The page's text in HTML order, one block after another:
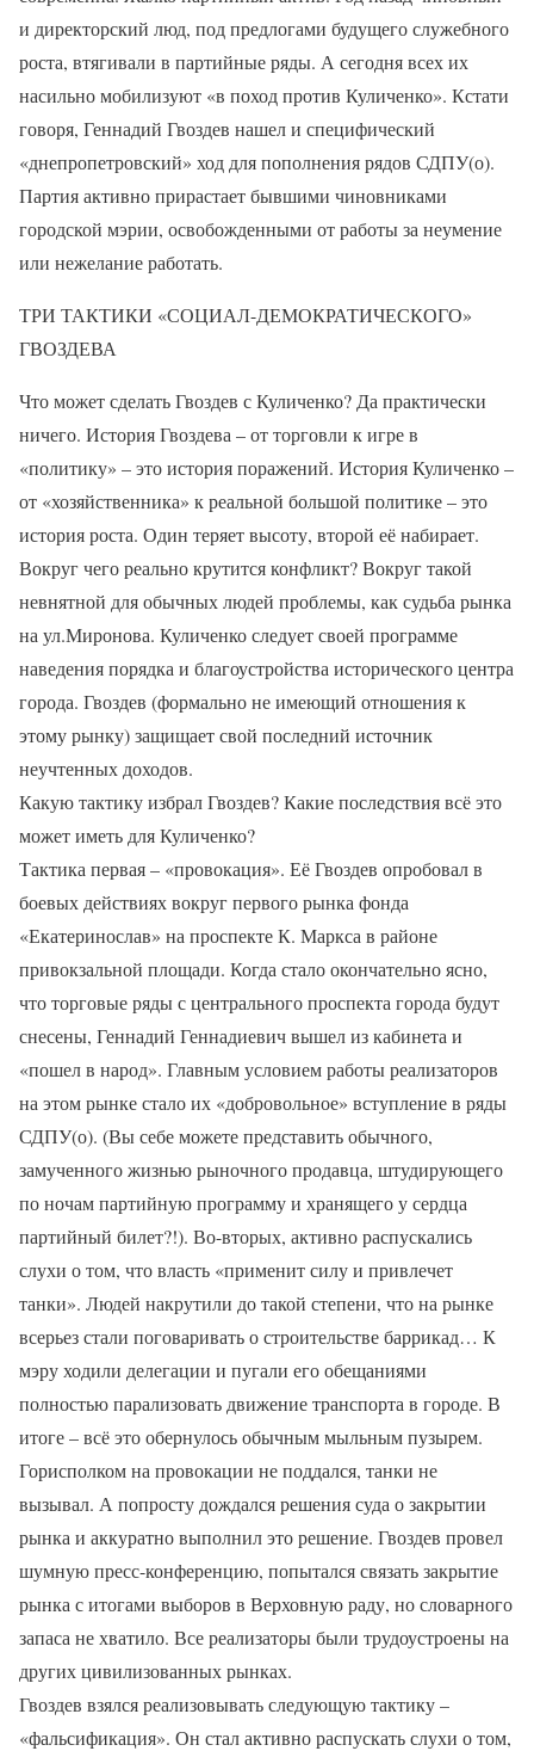
и директорский люд, под предлогами будущего служебного
роста, втягивали в партийные ряды. А сегодня всех их
насильно мобилизуют «в поход против Куличенко». Кстати
говоря, Геннадий Гвоздев нашел и специфический
«днепропетровский» ход для пополнения рядов СДПУ(о).
Партия активно прирастает бывшими чиновниками
городской мэрии, освобожденными от работы за неумение
или нежелание работать.
ТРИ ТАКТИКИ «СОЦИАЛ-ДЕМОКРАТИЧЕСКОГО»
ГВОЗДЕВА
Что может сделать Гвоздев с Куличенко? Да практически
ничего. История Гвоздева – от торговли к игре в
«политику» – это история поражений. История Куличенко –
от «хозяйственника» к реальной большой политике – это
история роста. Один теряет высоту, второй её набирает.
Вокруг чего реально крутится конфликт? Вокруг такой
невнятной для обычных людей проблемы, как судьба рынка
на ул.Миронова. Куличенко следует своей программе
наведения порядка и благоустройства исторического центра
города. Гвоздев (формально не имеющий отношения к
этому рынку) защищает свой последний источник
неучтенных доходов.
Какую тактику избрал Гвоздев? Какие последствия всё это
может иметь для Куличенко?
Тактика первая – «провокация». Её Гвоздев опробовал в
боевых действиях вокруг первого рынка фонда
«Екатеринослав» на проспекте К. Маркса в районе
привокзальной площади. Когда стало окончательно ясно,
что торговые ряды с центрального проспекта города будут
снесены, Геннадий Геннадиевич вышел из кабинета и
«пошел в народ». Главным условием работы реализаторов
на этом рынке стало их «добровольное» вступление в ряды
СДПУ(о). (Вы себе можете представить обычного,
замученного жизнью рыночного продавца, штудирующего
по ночам партийную программу и хранящего у сердца
партийный билет?!). Во-вторых, активно распускались
слухи о том, что власть «применит силу и привлечет
танки». Людей накрутили до такой степени, что на рынке
всерьез стали поговаривать о строительстве баррикад… К
мэру ходили делегации и пугали его обещаниями
полностью парализовать движение транспорта в городе. В
итоге – всё это обернулось обычным мыльным пузырем.
Горисполком на провокации не поддался, танки не
вызывал. А попросту дождался решения суда о закрытии
рынка и аккуратно выполнил это решение. Гвоздев провел
шумную пресс-конференцию, попытался связать закрытие
рынка с итогами выборов в Верховную раду, но словарного
запаса не хватило. Все реализаторы были трудоустроены на
других цивилизованных рынках.
Гвоздев взялся реализовывать следующую тактику –
«фальсификация». Он стал активно распускать слухи о том,